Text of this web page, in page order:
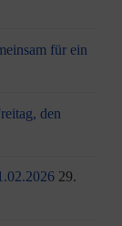
für ein
den
29.